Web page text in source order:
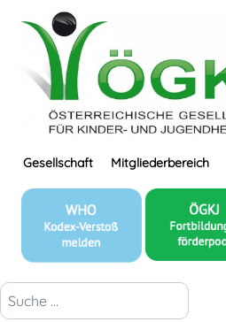
Gesellschaft Mitgliederbereich
suchen...